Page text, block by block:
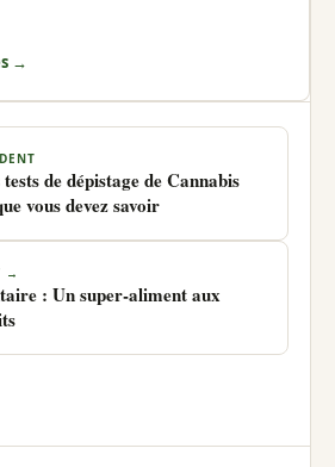
→
de dépistage de Cannabis
vous devez savoir
→
: Un super-aliment aux